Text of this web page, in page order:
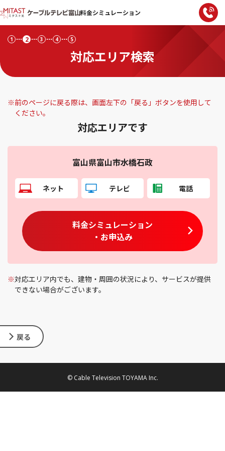
料金シミュレーション
対応エリア検索
1 2 3 4 5
※前のページに戻る際は、画面左下の「戻る」ボタンを使用して
ください。
対応エリアです
富山県富山市水橋石政
ネット テレビ 電話
料金シミュレーション
・お申込み
※対応エリア内でも、建物・周囲の状況により、サービスが提供
できない場合がございます。
戻る
© Cable Television TOYAMA Inc.